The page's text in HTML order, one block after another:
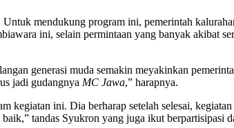
mendukung program ini, pemerintah
ini, selain permintaan yang banyak akibat
generasi muda semakin meyakinkan
jadi gudangnya MC Jawa,” harapnya.
ini. Dia berharap setelah selesai,
tandas Syukron yang juga ikut berpartisipasi